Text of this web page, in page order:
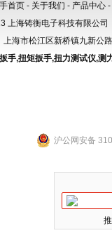
首页 - 关于我们 - 产品中心 -
上海铸衡电子科技有限公
上海市松江区新桥镇九新
手,扭矩扳手,扭力测试仪,测
沪公网安备